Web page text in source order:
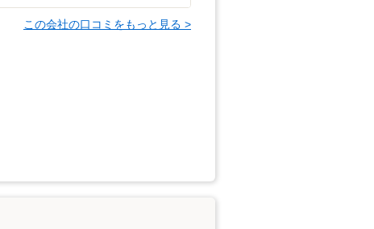
この会社の口コミをもっと見る >